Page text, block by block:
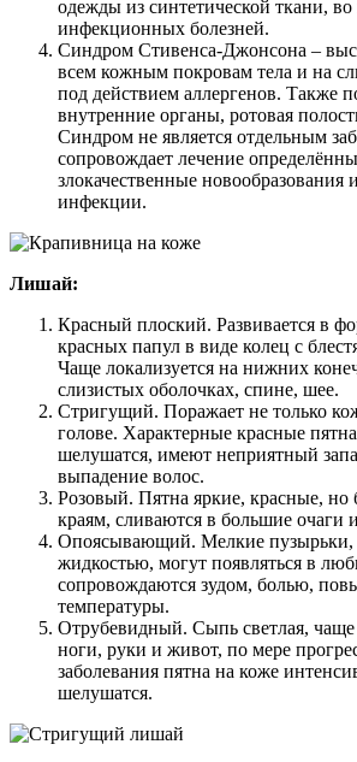
одежды из синтетической ткани,
инфекционных болезней.
Синдром Стивенса-Джонсона –
всем кожным покровам тела и на
под действием аллергенов. Также
внутренние органы, ротовая
Синдром не является отдельным
сопровождает лечение
злокачественные новообразования
инфекции.
Лишай:
Красный плоский. Развивается в
красных папул в виде колец с
Чаще локализуется на нижних
слизистых оболочках, спине, шее.
Стригущий. Поражает не только
голове. Характерные красные
шелушатся, имеют неприятный
выпадение волос.
Розовый. Пятна яркие, красные, но
краям, сливаются в большие очаги
Опоясывающий. Мелкие пузырьки,
жидкостью, могут появляться в
сопровождаются зудом, болью,
температуры.
Отрубевидный. Сыпь светлая, чаще
ноги, руки и живот, по мере
заболевания пятна на коже
шелушатся.